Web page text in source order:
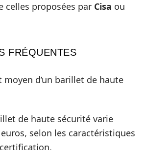
celles proposées par Cisa ou
FRÉQUENTES
moyen d’un barillet de haute
de haute sécurité varie
selon les caractéristiques